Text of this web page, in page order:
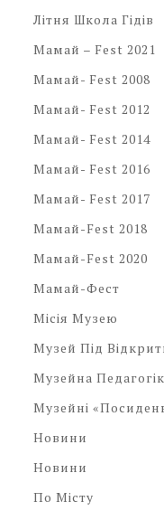
Літня Школа Гідів
Мамай – Fest 2021
Мамай- Fest 2008
Мамай- Fest 2012
Мамай- Fest 2014
Мамай- Fest 2016
Мамай- Fest 2017
Мамай-Fest 2018
Мамай-Fest 2020
Мамай-Фест
Місія Музею
Музей Під
Музейна
Музейні
Новини
Новини
По Місту